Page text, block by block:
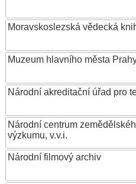
Moravskoslezská vědecká
Muzeum hlavního města
Národní akreditační úřad pro
Národní centrum
výzkumu, v.v.i.
Národní filmový archiv